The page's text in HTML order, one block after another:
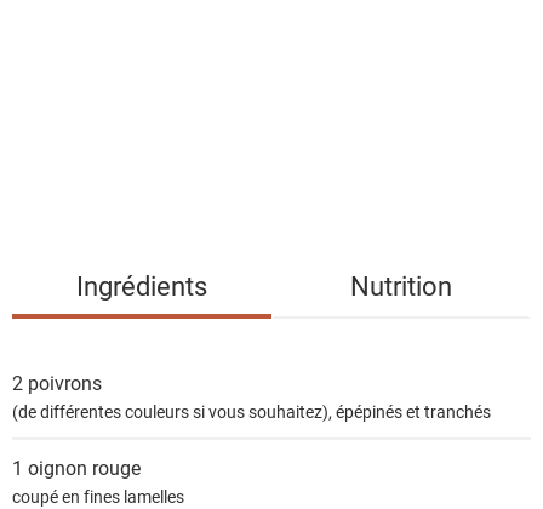
i
e
n
t
Ingrédients Nutrition
2 poivrons
(de différentes couleurs si vous souhaitez), épépinés et tranchés
1 oignon rouge
coupé en fines lamelles